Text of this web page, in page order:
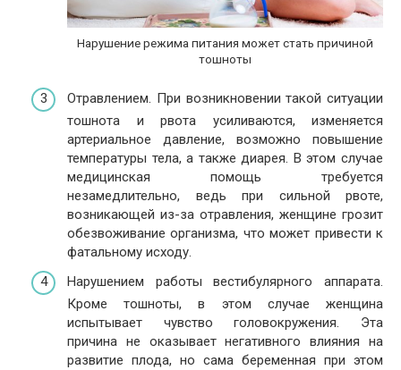
Нарушение режима питания может стать причиной
тошноты
Отравлением. При возникновении такой ситуации
тошнота и рвота усиливаются, изменяется
артериальное давление, возможно повышение
температуры тела, а также диарея. В этом случае
медицинская помощь требуется
незамедлительно, ведь при сильной рвоте,
возникающей из-за отравления, женщине грозит
обезвоживание организма, что может привести к
фатальному исходу.
Нарушением работы вестибулярного аппарата.
Кроме тошноты, в этом случае женщина
испытывает чувство головокружения. Эта
причина не оказывает негативного влияния на
развитие плода, но сама беременная при этом